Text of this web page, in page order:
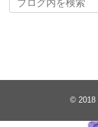
© 2018